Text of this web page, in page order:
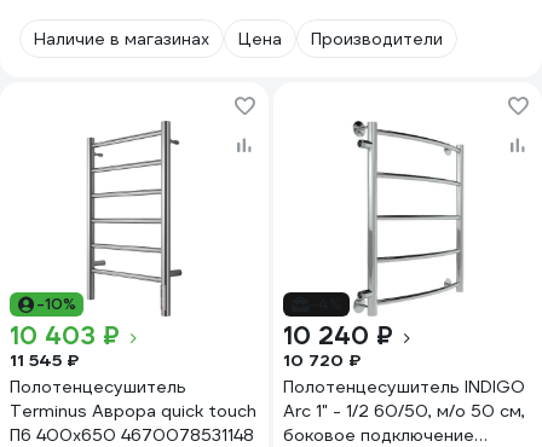
Наличие в магазинах Цена Производители
-10%
10 403 ₽
11 545 ₽
Полотенцесушитель
Terminus Аврора quick touch
П6 400x650 4670078531148
10 240 ₽
10 720 ₽
Полотенцесушитель INDIGO
Arc 1" - 1/2 60/50, м/о 50 см,
боковое подключение